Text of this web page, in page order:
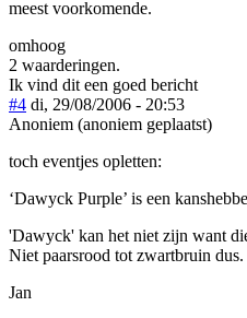
meest voorkomende.
omhoog
2 waarderingen.
Ik vind dit een goed bericht
#4 di, 29/08/2006 - 20:53
Anoniem (anoniem geplaatst)
toch eventjes opletten:
‘Dawyck Purple’ is een
'Dawyck' kan het niet zijn want
Niet paarsrood tot zwartbruin dus.
Jan